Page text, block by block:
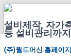
인사말
설비제작, 자가
등 설비관리까지
(주)월드머신 홈페이